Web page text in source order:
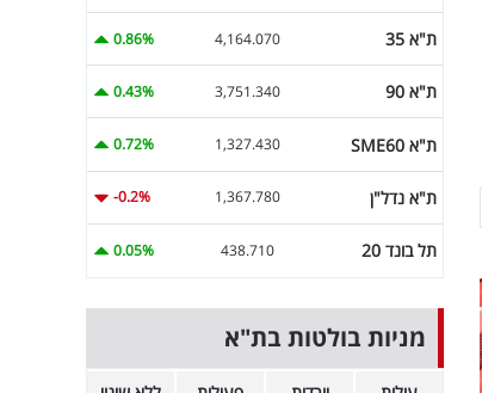
ת"א 35 4,164.070
0.86%
ת"א 90 3,751.340
0.43%
ת"א SME60 1,327.430
0.72%
ת"א נדל"ן 1,367.780
-0.2%
תל בונד 20 438.710
0.05%
מניות בולטות בת"א